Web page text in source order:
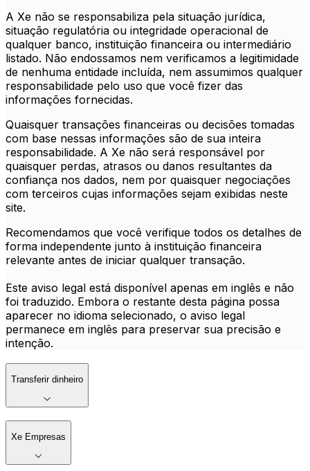
A Xe não se responsabiliza pela situação jurídica,
situação regulatória ou integridade operacional de
qualquer banco, instituição financeira ou intermediário
listado. Não endossamos nem verificamos a legitimidade
de nenhuma entidade incluída, nem assumimos qualquer
responsabilidade pelo uso que você fizer das
informações fornecidas.
Quaisquer transações financeiras ou decisões tomadas
com base nessas informações são de sua inteira
responsabilidade. A Xe não será responsável por
quaisquer perdas, atrasos ou danos resultantes da
confiança nos dados, nem por quaisquer negociações
com terceiros cujas informações sejam exibidas neste
site.
Recomendamos que você verifique todos os detalhes de
forma independente junto à instituição financeira
relevante antes de iniciar qualquer transação.
Este aviso legal está disponível apenas em inglês e não
foi traduzido. Embora o restante desta página possa
aparecer no idioma selecionado, o aviso legal
permanece em inglês para preservar sua precisão e
intenção.
Transferir dinheiro
Xe Empresas